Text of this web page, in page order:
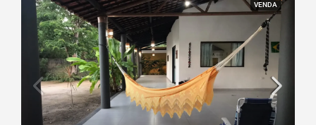
VENDA